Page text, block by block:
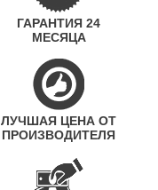
ГАРАНТИЯ 24
МЕСЯЦА
ЛУЧШАЯ ЦЕНА ОТ
ПРОИЗВОДИТЕЛЯ